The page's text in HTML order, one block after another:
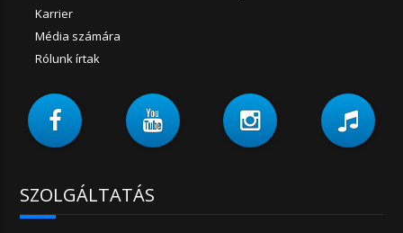
Karrier
Média számára
Rólunk írtak
SZOLGÁLTATÁS